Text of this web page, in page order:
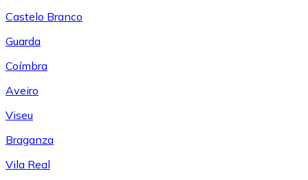
Castelo Branco
Guarda
Coímbra
Aveiro
Viseu
Braganza
Vila Real